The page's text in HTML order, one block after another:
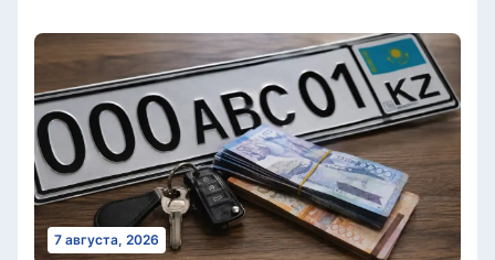
7 августа, 2026